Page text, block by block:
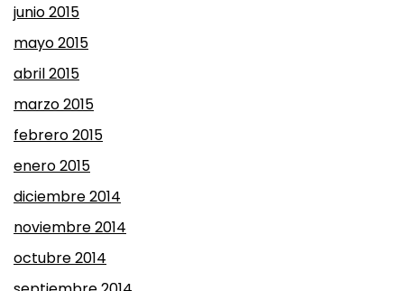
junio 2015
mayo 2015
abril 2015
marzo 2015
febrero 2015
enero 2015
diciembre 2014
noviembre 2014
octubre 2014